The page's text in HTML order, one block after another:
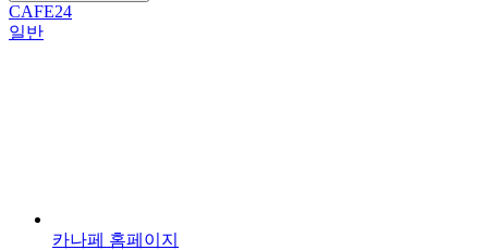
CAFE24
일반
카나페 홈페이지